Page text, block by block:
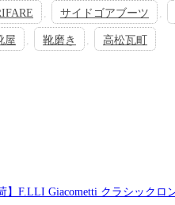
サイドゴアブーツ
屋 靴磨き 高松瓦町